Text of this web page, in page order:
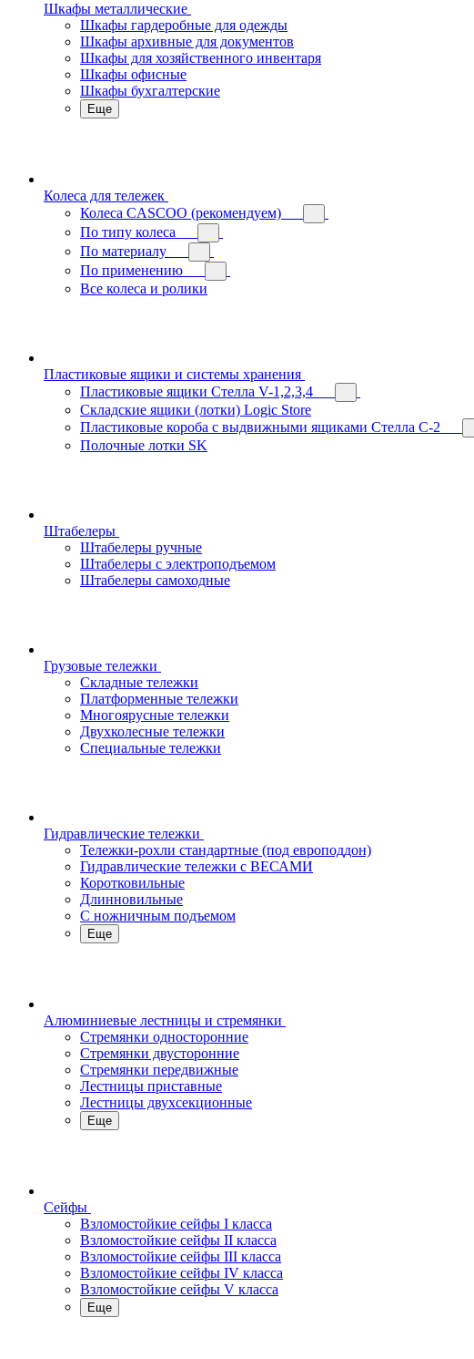
Шкафы металлические
Шкафы гардеробные для одежды
Шкафы архивные для документов
Шкафы для хозяйственного инвентаря
Шкафы офисные
Шкафы бухгалтерские
Еще
Колеса для тележек
Колеса CASCOO (рекомендуем)
По типу колеса
По материалу
По применению
Все колеса и ролики
Пластиковые ящики и системы хранения
Пластиковые ящики Стелла V-1,2,3,4
Складские ящики (лотки) Logiс Store
Пластиковые короба с выдвижными ящиками Стелла С-2
Полочные лотки SK
Штабелеры
Штабелеры ручные
Штабелеры с электроподъемом
Штабелеры самоходные
Грузовые тележки
Складные тележки
Платформенные тележки
Многоярусные тележки
Двухколесные тележки
Специальные тележки
Гидравлические тележки
Тележки-рохли стандартные (под европоддон)
Гидравлические тележки с ВЕСАМИ
Коротковильные
Длинновильные
С ножничным подъемом
Еще
Алюминиевые лестницы и стремянки
Стремянки односторонние
Стремянки двусторонние
Стремянки передвижные
Лестницы приставные
Лестницы двухсекционные
Еще
Сейфы
Взломостойкие сейфы I класса
Взломостойкие сейфы II класса
Взломостойкие сейфы III класса
Взломостойкие сейфы IV класса
Взломостойкие сейфы V класса
Еще